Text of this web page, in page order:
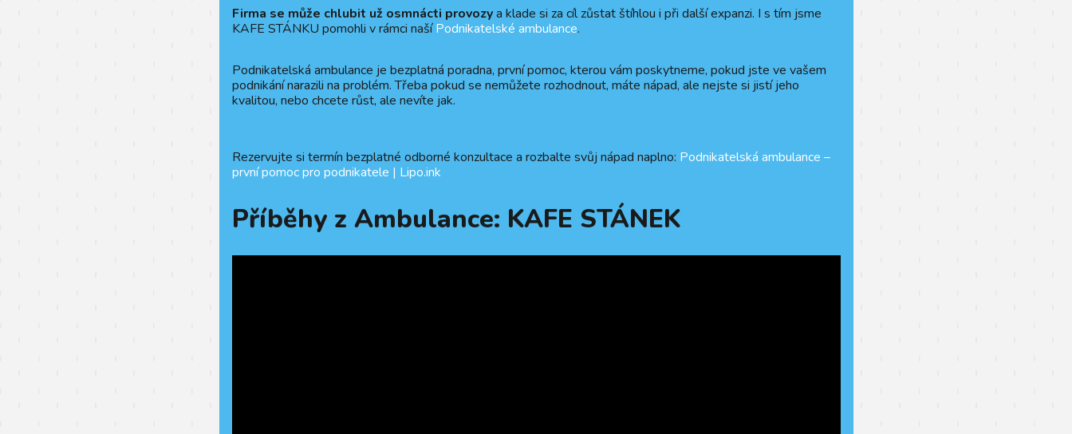
Firma se může chlubit už osmnácti provozya klade si za cíl zůstat štíhlou i při další expanzi. I s tím jsme
KAFE STÁNKU pomohli v rámci našíPodnikatelské ambulance.
Podnikatelská ambulance je bezplatná poradna, první pomoc, kterou vám poskytneme, pokud jste ve vašem
podnikání narazili na problém. Třeba pokud se nemůžete rozhodnout, máte nápad, ale nejste si jistí jeho
kvalitou, nebo chcete růst, ale nevíte jak.
Rezervujte si termín bezplatné odborné konzultace a rozbalte svůj nápad naplno: Podnikatelská ambulance –⁠
první pomoc pro podnikatele | Lipo.ink
Příběhy z Ambulance: KAFE STÁNEK